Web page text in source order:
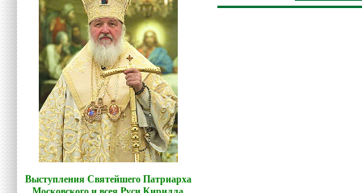
Выступления Святейшего Патриарха